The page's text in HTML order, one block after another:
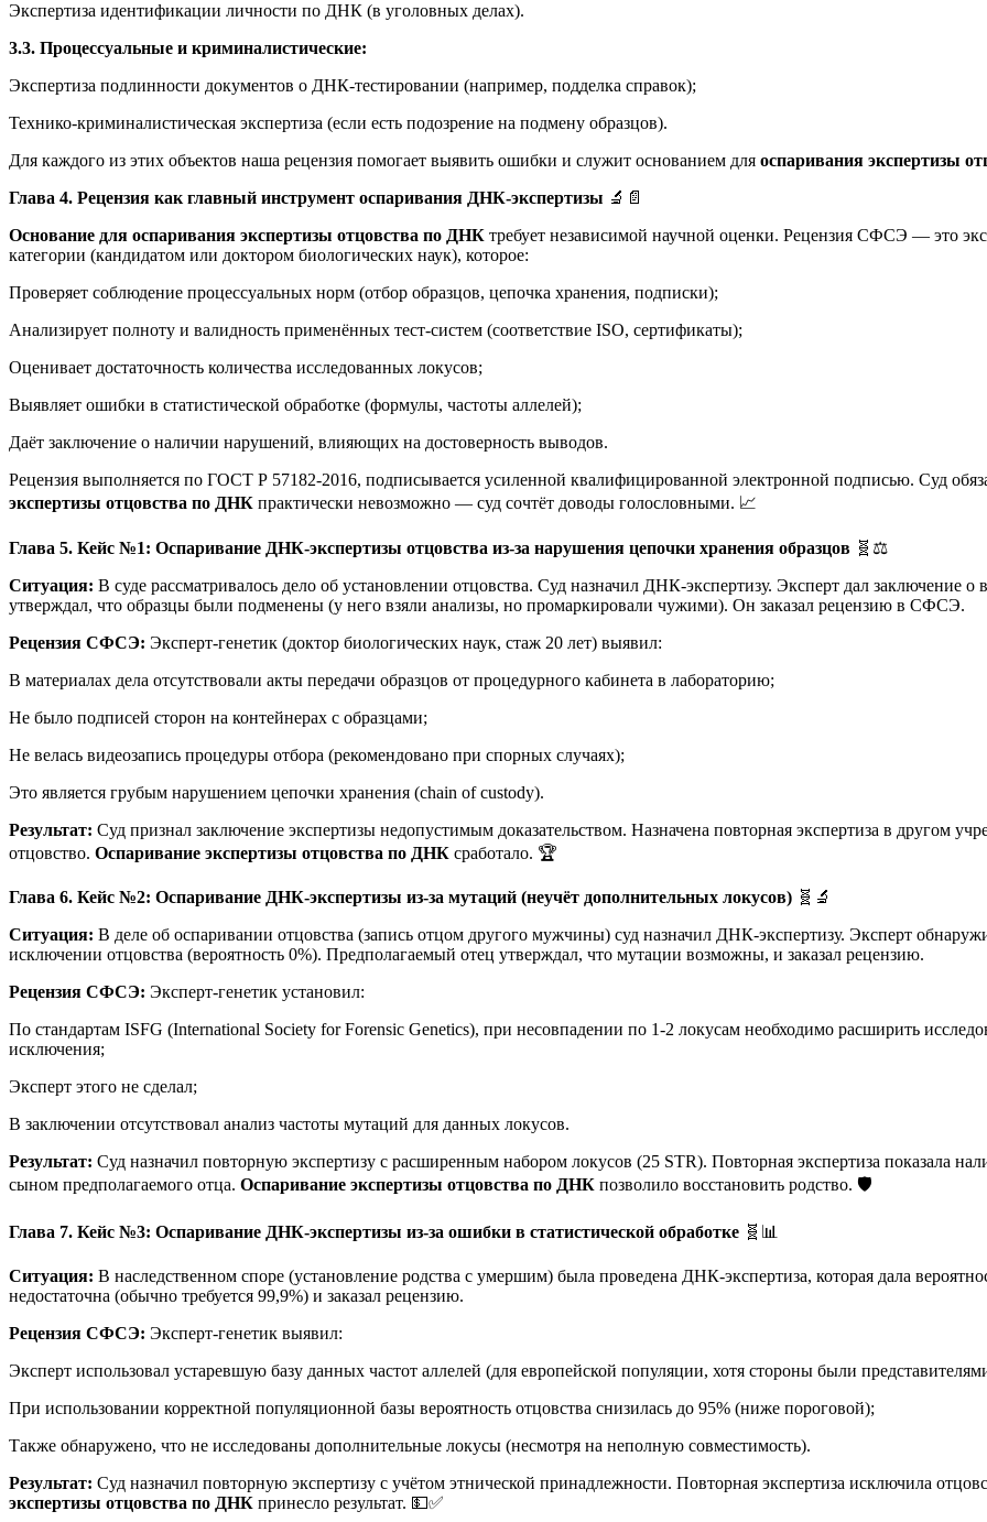
Экспертиза идентификации личности по ДНК (в уголовных делах).
3.3. Процессуальные и криминалистические:
Экспертиза подлинности документов о ДНК-тестировании (например, подделка справок);
Технико-криминалистическая экспертиза (если есть подозрение на подмену образцов).
Для каждого из этих объектов наша рецензия помогает выявить ошибки и служит основанием для оспаривания экспертизы
Глава 4. Рецензия как главный инструмент оспаривания ДНК-экспертизы 🔬📄
Основание для оспаривания экспертизы отцовства по ДНК требует независимой научной оценки. Рецензия СФСЭ — это
категории (кандидатом или доктором биологических наук), которое:
Проверяет соблюдение процессуальных норм (отбор образцов, цепочка хранения, подписки);
Анализирует полноту и валидность применённых тест-систем (соответствие ISO, сертификаты);
Оценивает достаточность количества исследованных локусов;
Выявляет ошибки в статистической обработке (формулы, частоты аллелей);
Даёт заключение о наличии нарушений, влияющих на достоверность выводов.
Рецензия выполняется по ГОСТ Р 57182-2016, подписывается усиленной квалифицированной электронной подписью. Суд
экспертизы отцовства по ДНК практически невозможно — суд сочтёт доводы голословными. 📈
Глава 5. Кейс №1: Оспаривание ДНК-экспертизы отцовства из-за нарушения цепочки хранения образцов 🧬⚖️
Ситуация: В суде рассматривалось дело об установлении отцовства. Суд назначил ДНК-экспертизу. Эксперт дал заключение
утверждал, что образцы были подменены (у него взяли анализы, но промаркировали чужими). Он заказал рецензию в СФСЭ.
Рецензия СФСЭ: Эксперт-генетик (доктор биологических наук, стаж 20 лет) выявил:
В материалах дела отсутствовали акты передачи образцов от процедурного кабинета в лабораторию;
Не было подписей сторон на контейнерах с образцами;
Не велась видеозапись процедуры отбора (рекомендовано при спорных случаях);
Это является грубым нарушением цепочки хранения (chain of custody).
Результат: Суд признал заключение экспертизы недопустимым доказательством. Назначена повторная экспертиза в другом
отцовство. Оспаривание экспертизы отцовства по ДНК сработало. 🏆
Глава 6. Кейс №2: Оспаривание ДНК-экспертизы из-за мутаций (неучёт дополнительных локусов) 🧬🔬
Ситуация: В деле об оспаривании отцовства (запись отцом другого мужчины) суд назначил ДНК-экспертизу. Эксперт
исключении отцовства (вероятность 0%). Предполагаемый отец утверждал, что мутации возможны, и заказал рецензию.
Рецензия СФСЭ: Эксперт-генетик установил:
По стандартам ISFG (International Society for Forensic Genetics), при несовпадении по 1-2 локусам необходимо расширить
исключения;
Эксперт этого не сделал;
В заключении отсутствовал анализ частоты мутаций для данных локусов.
Результат: Суд назначил повторную экспертизу с расширенным набором локусов (25 STR). Повторная экспертиза показала
сыном предполагаемого отца. Оспаривание экспертизы отцовства по ДНК позволило восстановить родство. 🛡️
Глава 7. Кейс №3: Оспаривание ДНК-экспертизы из-за ошибки в статистической обработке 🧬📊
Ситуация: В наследственном споре (установление родства с умершим) была проведена ДНК-экспертиза, которая дала
недостаточна (обычно требуется 99,9%) и заказал рецензию.
Рецензия СФСЭ: Эксперт-генетик выявил:
Эксперт использовал устаревшую базу данных частот аллелей (для европейской популяции, хотя стороны были
При использовании корректной популяционной базы вероятность отцовства снизилась до 95% (ниже пороговой);
Также обнаружено, что не исследованы дополнительные локусы (несмотря на неполную совместимость).
Результат: Суд назначил повторную экспертизу с учётом этнической принадлежности. Повторная экспертиза исключила
экспертизы отцовства по ДНК принесло результат. 💵✅